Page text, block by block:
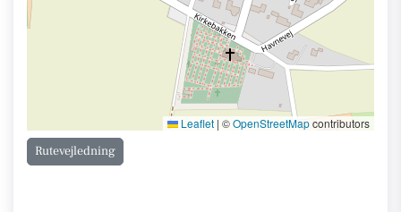
Leaflet | ©OpenStreetMapcontributors
Rutevejledning